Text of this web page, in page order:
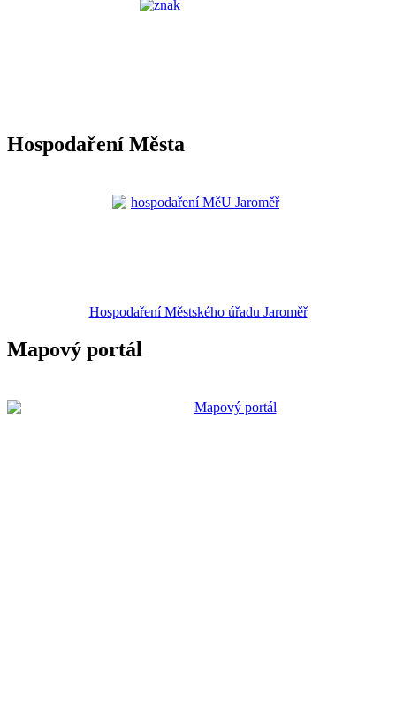
Hospodaření Města
Hospodaření Městského úřadu Jaroměř
Mapový portál